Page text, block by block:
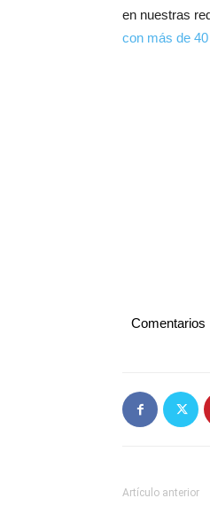
en nuestras
con más de
Comentarios
Artículo anterior